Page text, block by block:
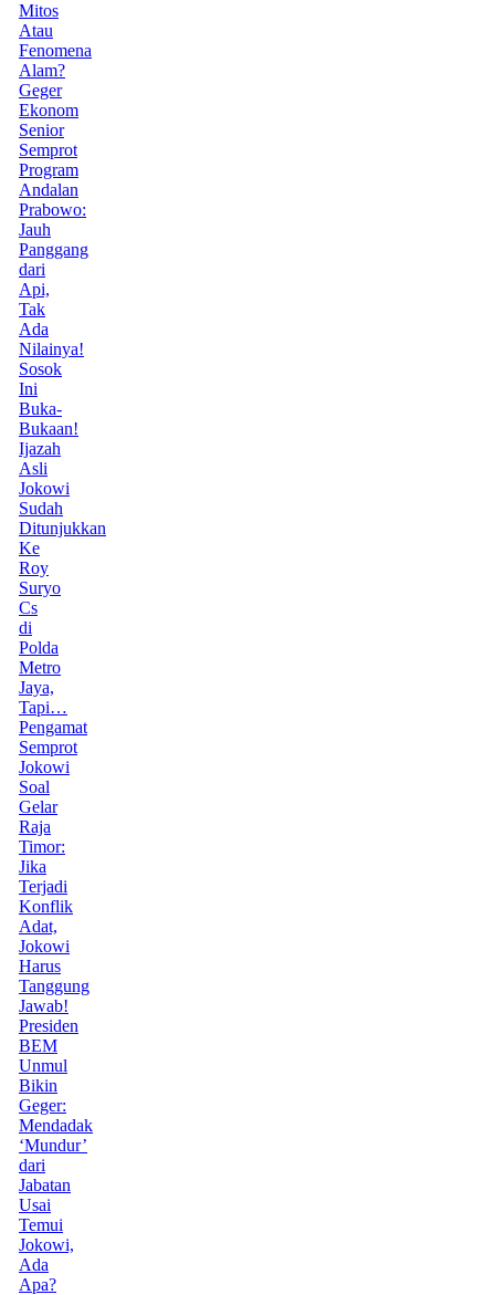
Mitos
Atau
Fenomena
Alam?
Geger
Ekonom
Senior
Semprot
Program
Andalan
Prabowo:
Jauh
Panggang
dari
Api,
Tak
Ada
Nilainya!
Sosok
Ini
Buka-
Bukaan!
Ijazah
Asli
Jokowi
Sudah
Ditunjukkan
Ke
Roy
Suryo
Cs
di
Polda
Metro
Jaya,
Tapi…
Pengamat
Semprot
Jokowi
Soal
Gelar
Raja
Timor:
Jika
Terjadi
Konflik
Adat,
Jokowi
Harus
Tanggung
Jawab!
Presiden
BEM
Unmul
Bikin
Geger:
Mendadak
‘Mundur’
dari
Jabatan
Usai
Temui
Jokowi,
Ada
Apa?